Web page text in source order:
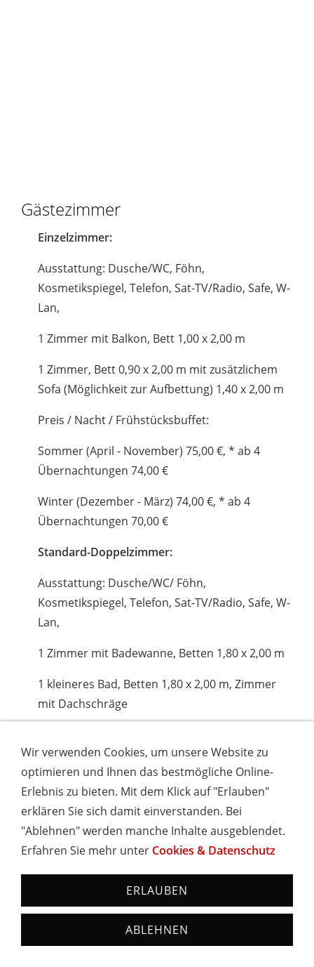
Gästezimmer
Einzelzimmer:
Ausstattung: Dusche/WC, Föhn,
Kosmetikspiegel, Telefon, Sat-TV/Radio, Safe, W-
Lan,
1 Zimmer mit Balkon, Bett 1,00 x 2,00 m
1 Zimmer, Bett 0,90 x 2,00 m mit zusätzlichem
Sofa (Möglichkeit zur Aufbettung) 1,40 x 2,00 m
Preis / Nacht / Frühstücksbuffet:
Sommer (April - November) 75,00 €, * ab 4
Übernachtungen 74,00 €
Winter (Dezember - März) 74,00 €, * ab 4
Übernachtungen 70,00 €
Standard-Doppelzimmer:
Ausstattung: Dusche/WC/ Föhn,
Kosmetikspiegel, Telefon, Sat-TV/Radio, Safe, W-
Lan,
1 Zimmer mit Badewanne, Betten 1,80 x 2,00 m
1 kleineres Bad, Betten 1,80 x 2,00 m, Zimmer
mit Dachschräge
Sommer (April - November) 118,00 €, * ab 4
Übernachtungen 116,00 €
Winter (Dezember - März) 118,00 €, * ab 4
Übernachtungen 114,00 €
Ausstattung: Dusche/WC/ Föhn,
Kosmetikspiegel, Telefon, Sat-TV/Radio, Safe, W-
Wir verwenden Cookies, um unsere Website zu
optimieren und Ihnen das bestmögliche Online-
Erlebnis zu bieten. Mit dem Klick auf "Erlauben"
erklären Sie sich damit einverstanden. Bei
"Ablehnen" werden manche Inhalte ausgeblendet.
Erfahren Sie mehr unter Cookies & Datenschutz
ERLAUBEN
ABLEHNEN